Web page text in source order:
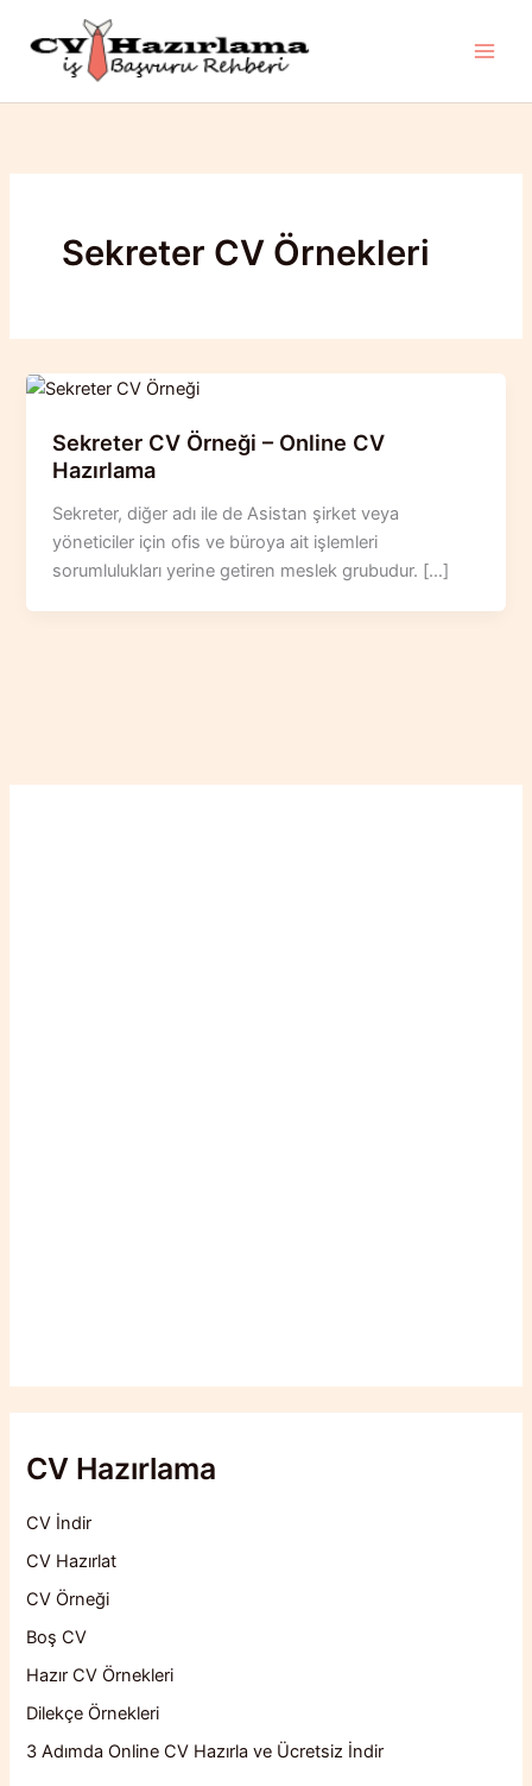
Sekreter CV Örnekleri
Sekreter CV Örneği – Online CV
Hazırlama
Sekreter, diğer adı ile de Asistan şirket veya
yöneticiler için ofis ve büroya ait işlemleri
sorumlulukları yerine getiren meslek grubudur. […]
CV Hazırlama
CV İndir
CV Hazırlat
CV Örneği
Boş CV
Hazır CV Örnekleri
Dilekçe Örnekleri
3 Adımda Online CV Hazırla ve Ücretsiz İndir